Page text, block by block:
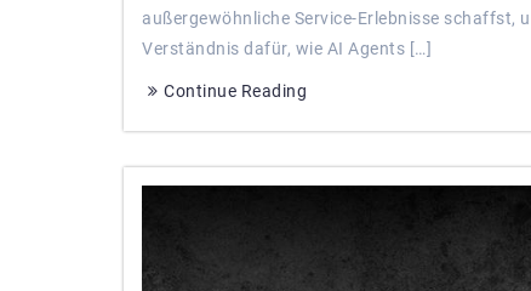
außergewöhnliche Service-Erlebnisse schaffst,
Verständnis dafür, wie AI Agents […]
Continue Reading